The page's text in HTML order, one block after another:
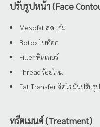
ปรับรูปหน้า (Face
Mesofat ลดแก้ม
Botox โบท๊อก
Filler ฟิลเลอร์
Thread ร้อยไหม
Fat Transfer ฉีดไขมันปรับรู
ทรีตเมนต์ (Treatment)